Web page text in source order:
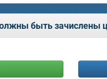
быть зачислены